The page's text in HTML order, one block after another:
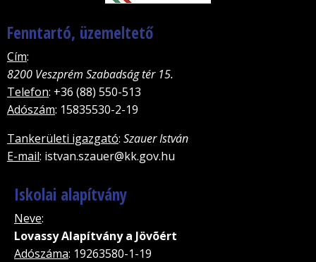
Fenntartó, üzemeltető
Cím:
8200 Veszprém Szabadság tér 15.
Telefon: +36 (88) 550-513
Adószám: 15835530-2-19
Tankerületi igazgató: Szauer István
E-mail: istvan.szauer@kk.gov.hu
Iskolai alapítvány
Neve:
Lovassy Alapítvány a Jövõért
Adószáma: 19263580-1-19